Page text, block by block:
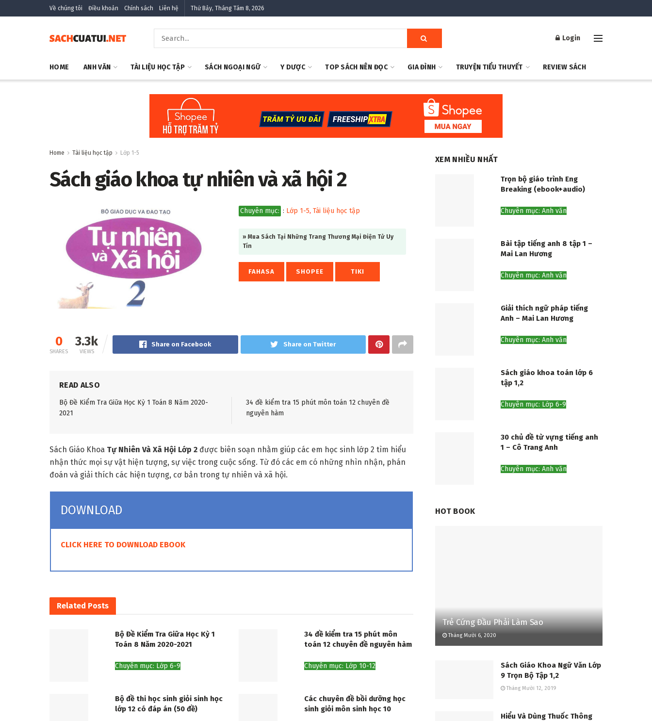
Về chúng tôi Điều khoản Chính sách Liên hệ Thứ Bảy, Tháng Tám 8, 2026
Login
HOME ANH VĂN TÀI LIỆU HỌC TẬP SÁCH NGOẠI NGỮ Y DƯỢC TOP SÁCH NÊN ĐỌC GIA ĐÌNH TRUYỆN TIỂU THUYẾT REVIEW SÁCH
Home Tài liệu học tập Lớp 1-5
Sách giáo khoa tự nhiên và xã hội 2
Chuyên mục: : Lớp 1-5, Tài liệu học tập
» Mua Sách Tại Những Trang Thương Mại Điện Tử Uy
Tín
FAHASA SHOPEE TIKI
0
SHARES
3.3k
VIEWS
Share on Facebook Share on Twitter
READ ALSO
Bộ Đề Kiểm Tra Giữa Học Kỳ 1 Toán 8 Năm 2020-
2021
34 đề kiểm tra 15 phút môn toán 12 chuyên đề
nguyên hàm
Sách Giáo Khoa Tự Nhiên Và Xã Hội Lớp 2 được biên soạn nhằm giúp các em học sinh lớp 2 tìm hiểu
nhận thức mọi sự vật hiện tượng, sự việc trong cuộc sống. Từ đó các em có những nhìn nhận, phán
đoán và giải thích các hiện tượng, cơ bản trong tự nhiên và xã hội.
DOWNLOAD
CLICK HERE TO DOWNLOAD EBOOK
Related Posts
Bộ Đề Kiểm Tra Giữa Học Kỳ 1
Toán 8 Năm 2020-2021
Chuyên mục: Lớp 6-9
34 đề kiểm tra 15 phút môn
toán 12 chuyên đề nguyên hàm
Chuyên mục: Lớp 10-12
Bộ đề thi học sinh giỏi sinh học
lớp 12 có đáp án (50 đề)
Các chuyên đề bồi dưỡng học
sinh giỏi môn sinh học 10
XEM NHIỀU NHẤT
Trọn bộ giáo trình Eng
Breaking (ebook+audio)
Chuyên mục: Anh văn
Bài tập tiếng anh 8 tập 1 –
Mai Lan Hương
Chuyên mục: Anh văn
Giải thích ngữ pháp tiếng
Anh – Mai Lan Hương
Chuyên mục: Anh văn
Sách giáo khoa toán lớp 6
tập 1,2
Chuyên mục: Lớp 6-9
30 chủ đề từ vựng tiếng anh
1 – Cô Trang Anh
Chuyên mục: Anh văn
HOT BOOK
Trẻ Cứng Đầu Phải Làm Sao
Tháng Mười 6, 2020
Sách Giáo Khoa Ngữ Văn Lớp
9 Trọn Bộ Tập 1,2
Tháng Mười 12, 2019
Hiểu Và Dùng Thuốc Thông